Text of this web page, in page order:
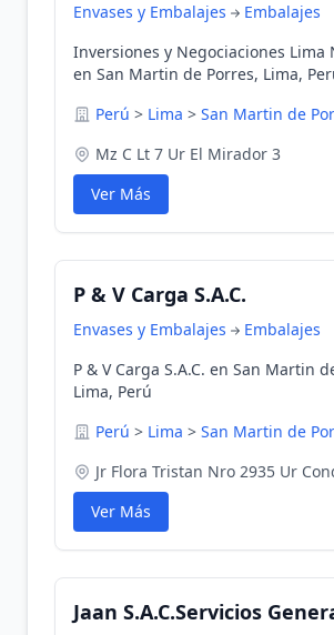
Envases y Embalajes
Embalajes
Inversiones y Negociaciones Lima
en San Martin de Porres, Lima,
Perú > Lima > San Martin de
Mz C Lt 7 Ur El Mirador 3
Ver Más
P & V Carga S.A.C.
Envases y Embalajes
Embalajes
P & V Carga S.A.C. en San Martin
Lima, Perú
Perú > Lima > San Martin de
Jr Flora Tristan Nro 2935 Ur
Ver Más
Jaan S.A.C.Servicios